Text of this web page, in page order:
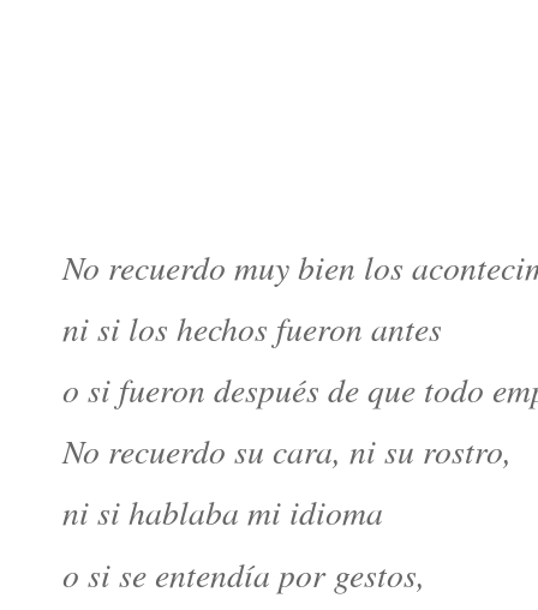
No recuerdo muy bien los
ni si los hechos fueron antes
o si fueron después de que todo
No recuerdo su cara, ni su rostro,
ni si hablaba mi idioma
o si se entendía por gestos,